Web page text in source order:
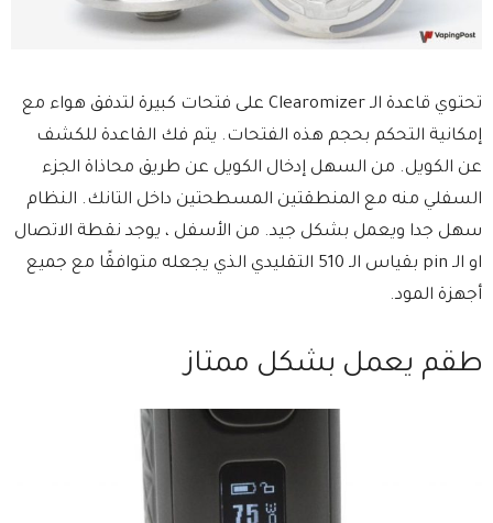
تحتوي قاعدة الـ Clearomizer على فتحات كبيرة لتدفق هواء مع
إمكانية التحكم بحجم هذه الفتحات. يتم فك القاعدة للكشف
عن الكويل. من السهل إدخال الكويل عن طريق محاذاة الجزء
السفلي منه مع المنطقتين المسطحتين داخل التانك. النظام
سهل جدا ويعمل بشكل جيد. من الأسفل ، يوجد نقطة الاتصال
او الـ pin بقياس الـ 510 التقليدي الذي يجعله متوافقًا مع جميع
أجهزة المود.
طقم يعمل بشكل ممتاز